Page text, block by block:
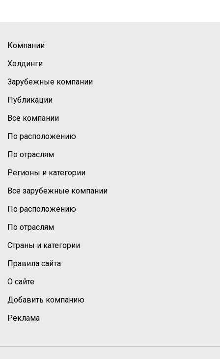
Компании
Холдинги
Зарубежные компании
Публикации
Все компании
По расположению
По отраслям
Регионы и категории
Все зарубежные компании
По расположению
По отраслям
Страны и категории
Правила сайта
О сайте
Добавить компанию
Реклама